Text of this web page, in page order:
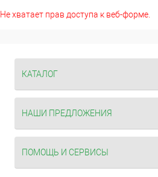
Не хватает прав доступа к веб-форме.
КАТАЛОГ
НАШИ ПРЕДЛОЖЕНИЯ
ПОМОЩЬ И СЕРВИСЫ